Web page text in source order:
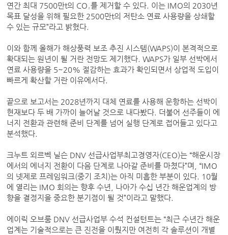
연간 최대 7500만t의 CO₂를 제거할 수 있다. 이는 IMO의 2030년
목표 달성을 위해 필요한 2500만t의 저탄소 연료 사용량을 상쇄할
수 있는 규모”라고 밝혔다.
이와 함께 올해가 해상풍력 보조 추진 시스템(WAPS)이 본격적으로
확대되는 원년이 될 거란 전망도 제기했다. WAPS가 일부 선박에서
연료 사용량을 5~20% 절감하는 효과가 확인되면서 상업적 도입이
빠르게 확산할 거란 이유에서다.
끝으로 보고서는 2028년까지 대체 연료를 사용해 운항하는 선박이
현재보다 두 배 가까이 늘어날 것으로 내다봤다. 더불어 선주들이 에
너지 전환과 관련해 준비 단계를 넘어 실행 단계로 접어들고 있다고
분석했다.
크누트 외르벡 닐슨 DNV 선급사업부최고경영자(CEO)는 “해운시장
에서의 에너지 전환이 다음 단계로 나아갈 준비를 마쳤다”며, “IMO
의 넷제로 프레임워크(중기 조치)는 아직 미흡한 부분이 있다. 10월
에 열리는 IMO 회의는 향후 수년, 나아가 수십 년간 해운업계의 방
향을 결정지을 중요한 분기점이 될 것”이라고 말했다.
에이릭 오브룸 DNV 선급사업부 수석 컨설턴트는 “최근 수년간 해운
업계는 기술적으로는 큰 진전을 이뤘지만 여전히 각 솔루션이 개별